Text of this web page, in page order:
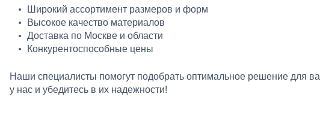
Широкий ассортимент размеров и форм
Высокое качество материалов
Доставка по Москве и области
Конкурентоспособные цены
Наши специалисты помогут подобрать оптимальное решение для
у нас и убедитесь в их надежности!